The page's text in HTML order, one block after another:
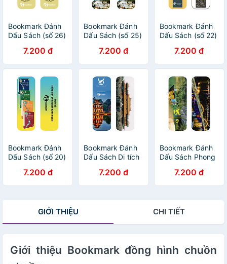
Bookmark Đánh
Dấu Sách (số 26)
7.200 đ
Bookmark Đánh
Dấu Sách (số 25)
7.200 đ
Bookmark Đánh
Dấu Sách (số 22)
7.200 đ
Bookmark Đánh
Dấu Sách (số 20)
7.200 đ
Bookmark Đánh
Dấu Sách Di tích
7.200 đ
Bookmark Đánh
Dấu Sách Phong
7.200 đ
GIỚI THIỆU CHI TIẾT
Giới thiệu Bookmark đồng hình chuồn